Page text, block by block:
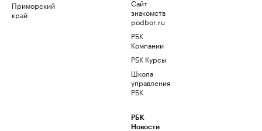
Приморский
край
Сайт
знакомств
podbor.ru
РБК
Компании
РБК Курсы
Школа
управления
РБК
РБК
Новости